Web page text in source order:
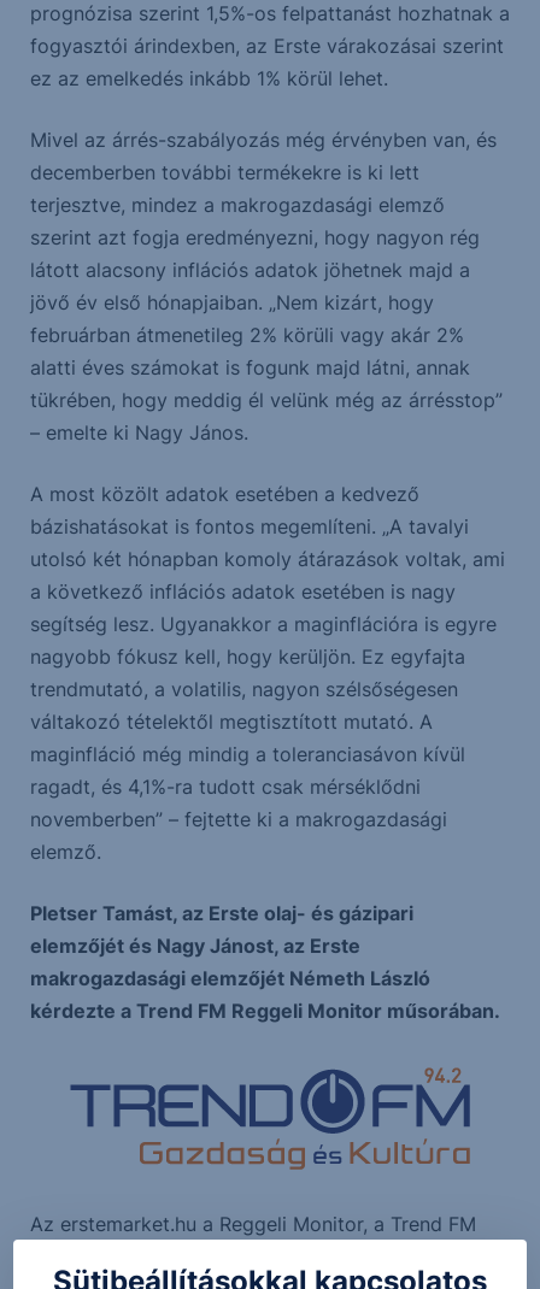
prognózisa szerint 1,5%-os felpattanást hozhatnak a
fogyasztói árindexben, az Erste várakozásai szerint
ez az emelkedés inkább 1% körül lehet.
Mivel az árrés-szabályozás még érvényben van, és
decemberben további termékekre is ki lett
terjesztve, mindez a makrogazdasági elemző
szerint azt fogja eredményezni, hogy nagyon rég
látott alacsony inflációs adatok jöhetnek majd a
jövő év első hónapjaiban. „Nem kizárt, hogy
februárban átmenetileg 2% körüli vagy akár 2%
alatti éves számokat is fogunk majd látni, annak
tükrében, hogy meddig él velünk még az árrésstop”
– emelte ki Nagy János.
A most közölt adatok esetében a kedvező
bázishatásokat is fontos megemlíteni. „A tavalyi
utolsó két hónapban komoly átárazások voltak, ami
a következő inflációs adatok esetében is nagy
segítség lesz. Ugyanakkor a maginflációra is egyre
nagyobb fókusz kell, hogy kerüljön. Ez egyfajta
trendmutató, a volatilis, nagyon szélsőségesen
váltakozó tételektől megtisztított mutató. A
maginfláció még mindig a toleranciasávon kívül
ragadt, és 4,1%-ra tudott csak mérséklődni
novemberben” – fejtette ki a makrogazdasági
elemző.
Pletser Tamást, az Erste olaj- és gázipari
elemzőjét és Nagy Jánost, az Erste
makrogazdasági elemzőjét Németh László
kérdezte a Trend FM Reggeli Monitor műsorában.
Az erstemarket.hu a Reggeli Monitor, a Trend FM
Sütibeállításokkal kapcsolatos